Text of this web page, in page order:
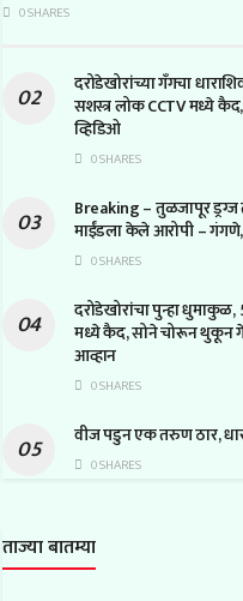
0 SHARES
दरोडेखोरांच्या गँगचा
सशस्त्र लोक CCTV मध्ये
व्हिडिओ
0 SHARES
Breaking – तुळजापूर
माईंडला केले आरोपी –
0 SHARES
दरोडेखोरांचा पुन्हा
मध्ये कैद, सोने चोरून थुकून
आव्हान
0 SHARES
वीज पडुन एक तरुण ठार,
0 SHARES
ताज्या बातम्या